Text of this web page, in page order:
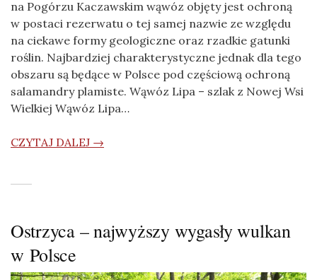
na Pogórzu Kaczawskim wąwóz objęty jest ochroną
w postaci rezerwatu o tej samej nazwie ze względu
na ciekawe formy geologiczne oraz rzadkie gatunki
roślin. Najbardziej charakterystyczne jednak dla tego
obszaru są będące w Polsce pod częściową ochroną
salamandry plamiste. Wąwóz Lipa – szlak z Nowej Wsi
Wielkiej Wąwóz Lipa…
CZYTAJ DALEJ →
Ostrzyca – najwyższy wygasły wulkan
w Polsce